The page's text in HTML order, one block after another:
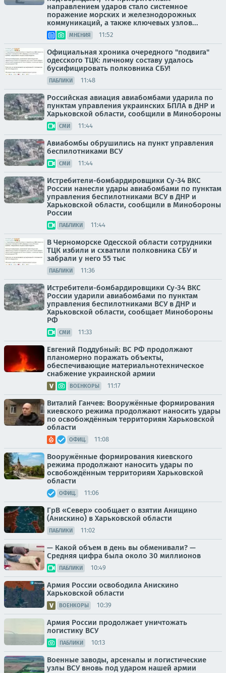
направлением ударов стало системное
поражение морских и железнодорожных
коммуникаций, а также ключевых узлов...
МНЕНИЯ 11:52
Официальная хроника очередного "подвига"
одесского ТЦК: личному составу удалось
бусифицировать полковника СБУ!
ПАБЛИКИ 11:48
Российская авиация авиабомбами ударила по
пунктам управления украинских БПЛА в ДНР и
Харьковской области, сообщили в Минобороны
СМИ 11:44
Авиабомбы обрушились на пункт управления
беспилотниками ВСУ
СМИ 11:44
Истребители-бомбардировщики Су-34 ВКС
России нанесли удары авиабомбами по пунктам
управления беспилотниками ВСУ в ДНР и
Харьковской области, сообщили в Минобороны
России
ПАБЛИКИ 11:44
В Черноморске Одесской области сотрудники
ТЦК избили и схватили полковника СБУ и
забрали у него 55 тыс
ПАБЛИКИ 11:36
Истребители-бомбардировщики Су-34 ВКС
России ударили авиабомбами по пунктам
управления беспилотниками ВСУ в ДНР и
Харьковской области, сообщает Минобороны
РФ
СМИ 11:33
Евгений Поддубный: ВС РФ продолжают
планомерно поражать объекты,
обеспечивающие материальнотехническое
снабжение украинской армии
ВОЕНКОРЫ 11:17
Виталий Ганчев: Вооружённые формирования
киевского режима продолжают наносить удары
по освобождённым территориям Харьковской
области
ОФИЦ. 11:08
Вооружённые формирования киевского
режима продолжают наносить удары по
освобождённым территориям Харьковской
области
ОФИЦ. 11:06
ГрВ «Север» сообщает о взятии Анищино
(Анискино) в Харьковской области
ПАБЛИКИ 11:02
— Какой объем в день вы обменивали? —
Средняя цифра была около 30 миллионов
ПАБЛИКИ 10:49
Армия России освободила Анискино
Харьковской области
ВОЕНКОРЫ 10:39
Армия России продолжает уничтожать
логистику ВСУ
ПАБЛИКИ 10:13
Военные заводы, арсеналы и логистические
узлы ВСУ вновь под ударом нашей армии